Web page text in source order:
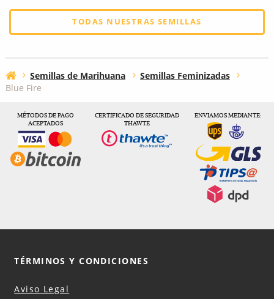
TODAS NUESTRAS SEMILLAS
Semillas de Marihuana
Semillas Feminizadas
Blue Fire
MÉTODOS DE PAGO
ACEPTADOS
CERTIFICADO DE SEGURIDAD
THAWTE
ENVIAMOS MEDIANTE:
TÉRMINOS Y CONDICIONES
Aviso Legal